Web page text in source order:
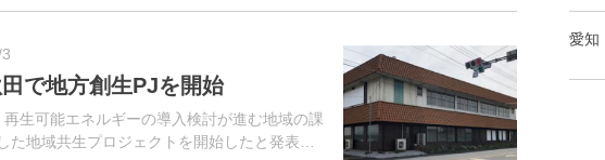
で地方創生PJを開始
生可能エネルギーの導入検討が進む地域の課
た地域共生プロジェクトを開始したと発表。
愛知